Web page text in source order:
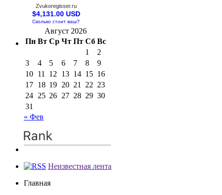
Zvukoregisser.ru
$4,131.00 USD
Сколько стоит ваш?
Август 2026
Пн Вт Ср Чт Пт Сб Вс
1
2
3
4 5 6 7 8
9
10 11 12 13 14 15 16
17 18 19 20 21 22 23
24 25 26 27 28 29 30
31
« Фев
Неизвестная лента
Главная